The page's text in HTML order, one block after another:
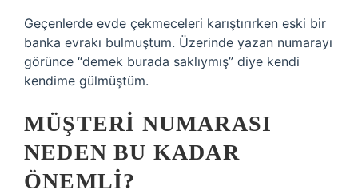
Geçenlerde evde çekmeceleri karıştırırken eski bir
banka evrakı bulmuştum. Üzerinde yazan numarayı
görünce “demek burada saklıymış” diye kendi
kendime gülmüştüm.
MÜŞTERI NUMARASI
NEDEN BU KADAR
ÖNEMLI?